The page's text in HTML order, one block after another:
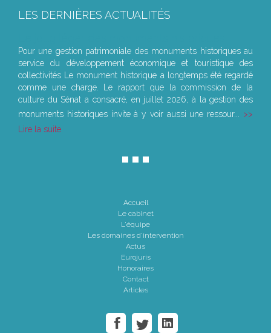
LES DERNIÈRES ACTUALITÉS
Pour une gestion patrimoniale des monuments historiques au
service du développement économique et touristique des
collectivités Le monument historique a longtemps été regardé
comme une charge. Le rapport que la commission de la
culture du Sénat a consacré, en juillet 2026, à la gestion des
monuments historiques invite à y voir aussi une ressour...
Lire la suite
Accueil
Le cabinet
L'équipe
Les domaines d'intervention
Actus
Eurojuris
Honoraires
Contact
Articles